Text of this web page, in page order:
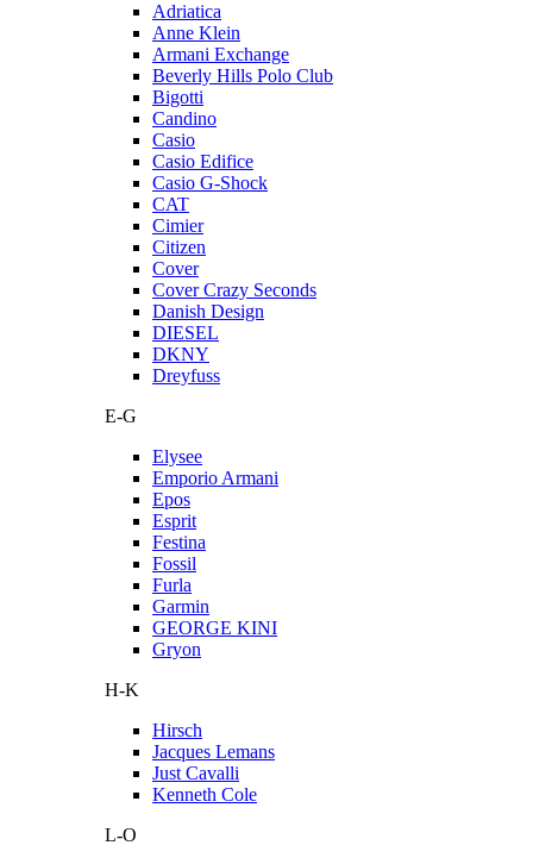
Adriatica
Anne Klein
Armani Exchange
Beverly Hills Polo Club
Bigotti
Candino
Casio
Casio Edifice
Casio G-Shock
CAT
Cimier
Citizen
Cover
Cover Crazy Seconds
Danish Design
DIESEL
DKNY
Dreyfuss
E-G
Elysee
Emporio Armani
Epos
Esprit
Festina
Fossil
Furla
Garmin
GEORGE KINI
Gryon
H-K
Hirsch
Jacques Lemans
Just Cavalli
Kenneth Cole
L-O